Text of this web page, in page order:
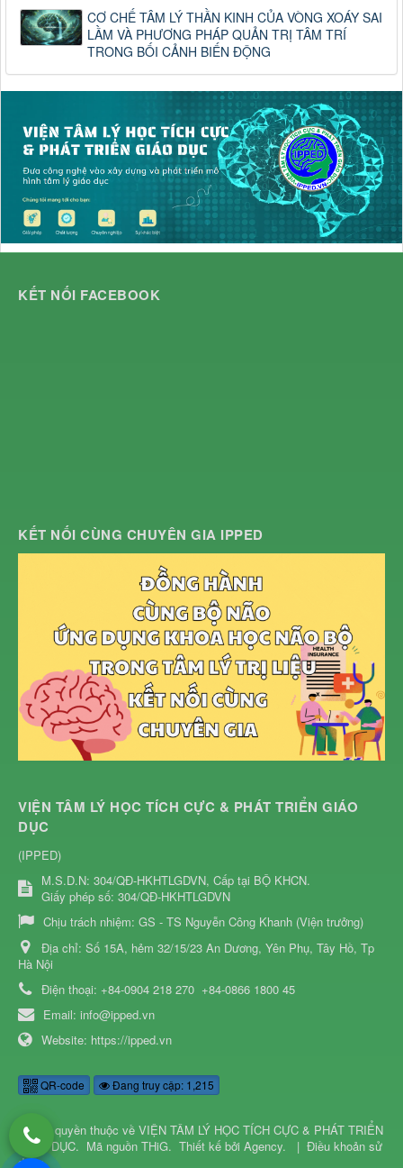
CƠ CHẾ TÂM LÝ THẦN KINH CỦA VÒNG XOÁY SAI
LẦM VÀ PHƯƠNG PHÁP QUẢN TRỊ TÂM TRÍ
TRONG BỐI CẢNH BIẾN ĐỘNG
KẾT NỐI FACEBOOK
KẾT NỐI CÙNG CHUYÊN GIA IPPED
VIỆN TÂM LÝ HỌC TÍCH CỰC & PHÁT TRIỂN GIÁO
DỤC
(IPPED)
M.S.D.N: 304/QĐ-HKHTLGDVN, Cấp tại BỘ KHCN.
Giấy phép số: 304/QĐ-HKHTLGDVN
Chịu trách nhiệm: GS - TS Nguyễn Công Khanh (Viện trưởng)
Địa chỉ: Số 15A, hẻm 32/15/23 An Dương, Yên Phụ, Tây Hồ, Tp
Hà Nội
Điện thoại: +84-0904 218 270 +84-0866 1800 45
Email: info@ipped.vn
Website: https://ipped.vn
QR-code Đang truy cập: 1,215
© Bản quyền thuộc về VIỆN TÂM LÝ HỌC TÍCH CỰC & PHÁT TRIỂN
GIÁO DỤC. Mã nguồn THiG. Thiết kế bởi Agency. | Điều khoản sử
dụng